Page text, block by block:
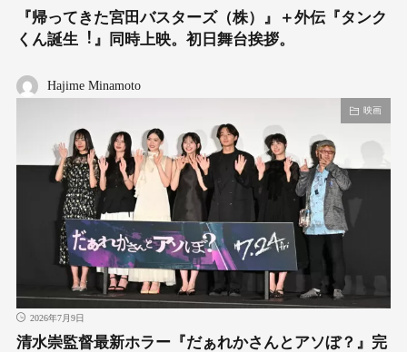
『帰ってきた宮田バスターズ（株）』＋外伝『タンク
くん誕⽣︕』同時上映。初日舞台挨拶。
Hajime Minamoto
映画
2026年7月9日
清水崇監督最新ホラー『だぁれかさんとアソぼ？』完